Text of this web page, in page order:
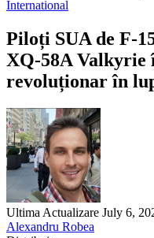
International
Piloți SUA de F-
XQ-58A Valkyrie
revoluționar în
Ultima Actualizare July 6,
Alexandru Robea